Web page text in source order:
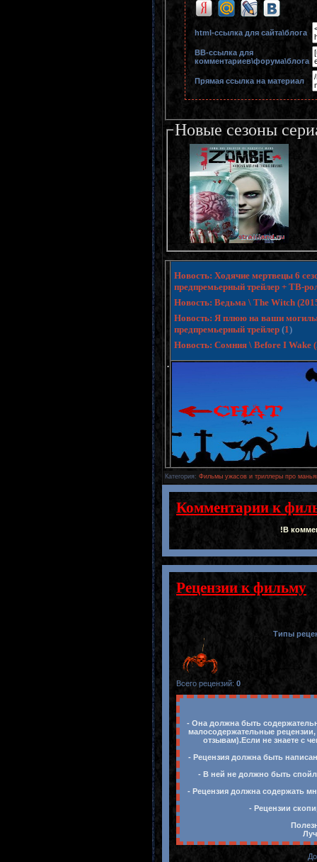
html-cсылка для сайта\блога
BB-cсылка для
комментариев\форума\блога
Прямая ссылка на материал
Новые сезоны
.
Новость: Ходячие мертвецы 6
предпремьерный трейлер + ТВ-
Новость: Ведьма \ The Witch
Новость: Я плюю на ваши
предпремьерный трейлер (1)
Новость: Сомния \ Before I Wake
Категория: Фильмы ужасов и триллеры про
Комментарии к
!В
Рецензии к фильму
Типы
Всего рецензий: 0
- Она должна быть
малосодержательные
отзывам).Если не знаете с
- Рецензия должна быть
- В ней не должно быть
- Рецензия должна содержать
- Рецензии